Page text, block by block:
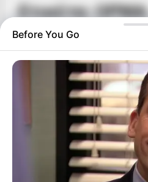
Ετικέτα: ΟΡΜΑ
Before You Go